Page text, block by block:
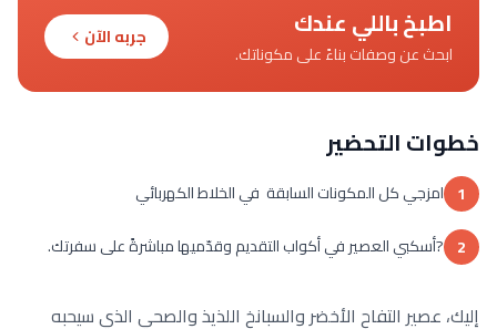
اطبخ باللي عندك
ابحث عن وصفات بناءً على مكوناتك.
جربه الآن
خطوات التحضير
1 امزجي كل المكونات السابقة في الخلاط الكهربائي
2 ?أسكبي العصير في أكواب التقديم وقدّميها مباشرةً على سفرتك.
إليك، عصير التفاح الأخضر والسبانخ اللذيذ والصحي الذي سيحبه